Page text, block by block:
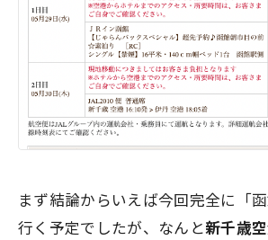
まず結論からいえば今回完全に「
行く予定でしたが、なんと新千歳